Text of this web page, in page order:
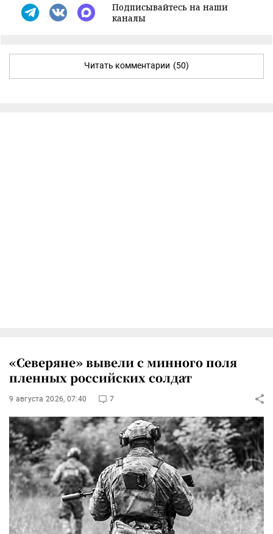
Подписывайтесь на наши
каналы
Читать комментарии (50)
«Северяне» вывели с минного поля
пленных российских солдат
9 августа 2026, 07:40 7